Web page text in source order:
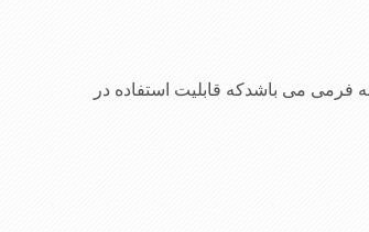
می باشدکه قابلیت استفاده در